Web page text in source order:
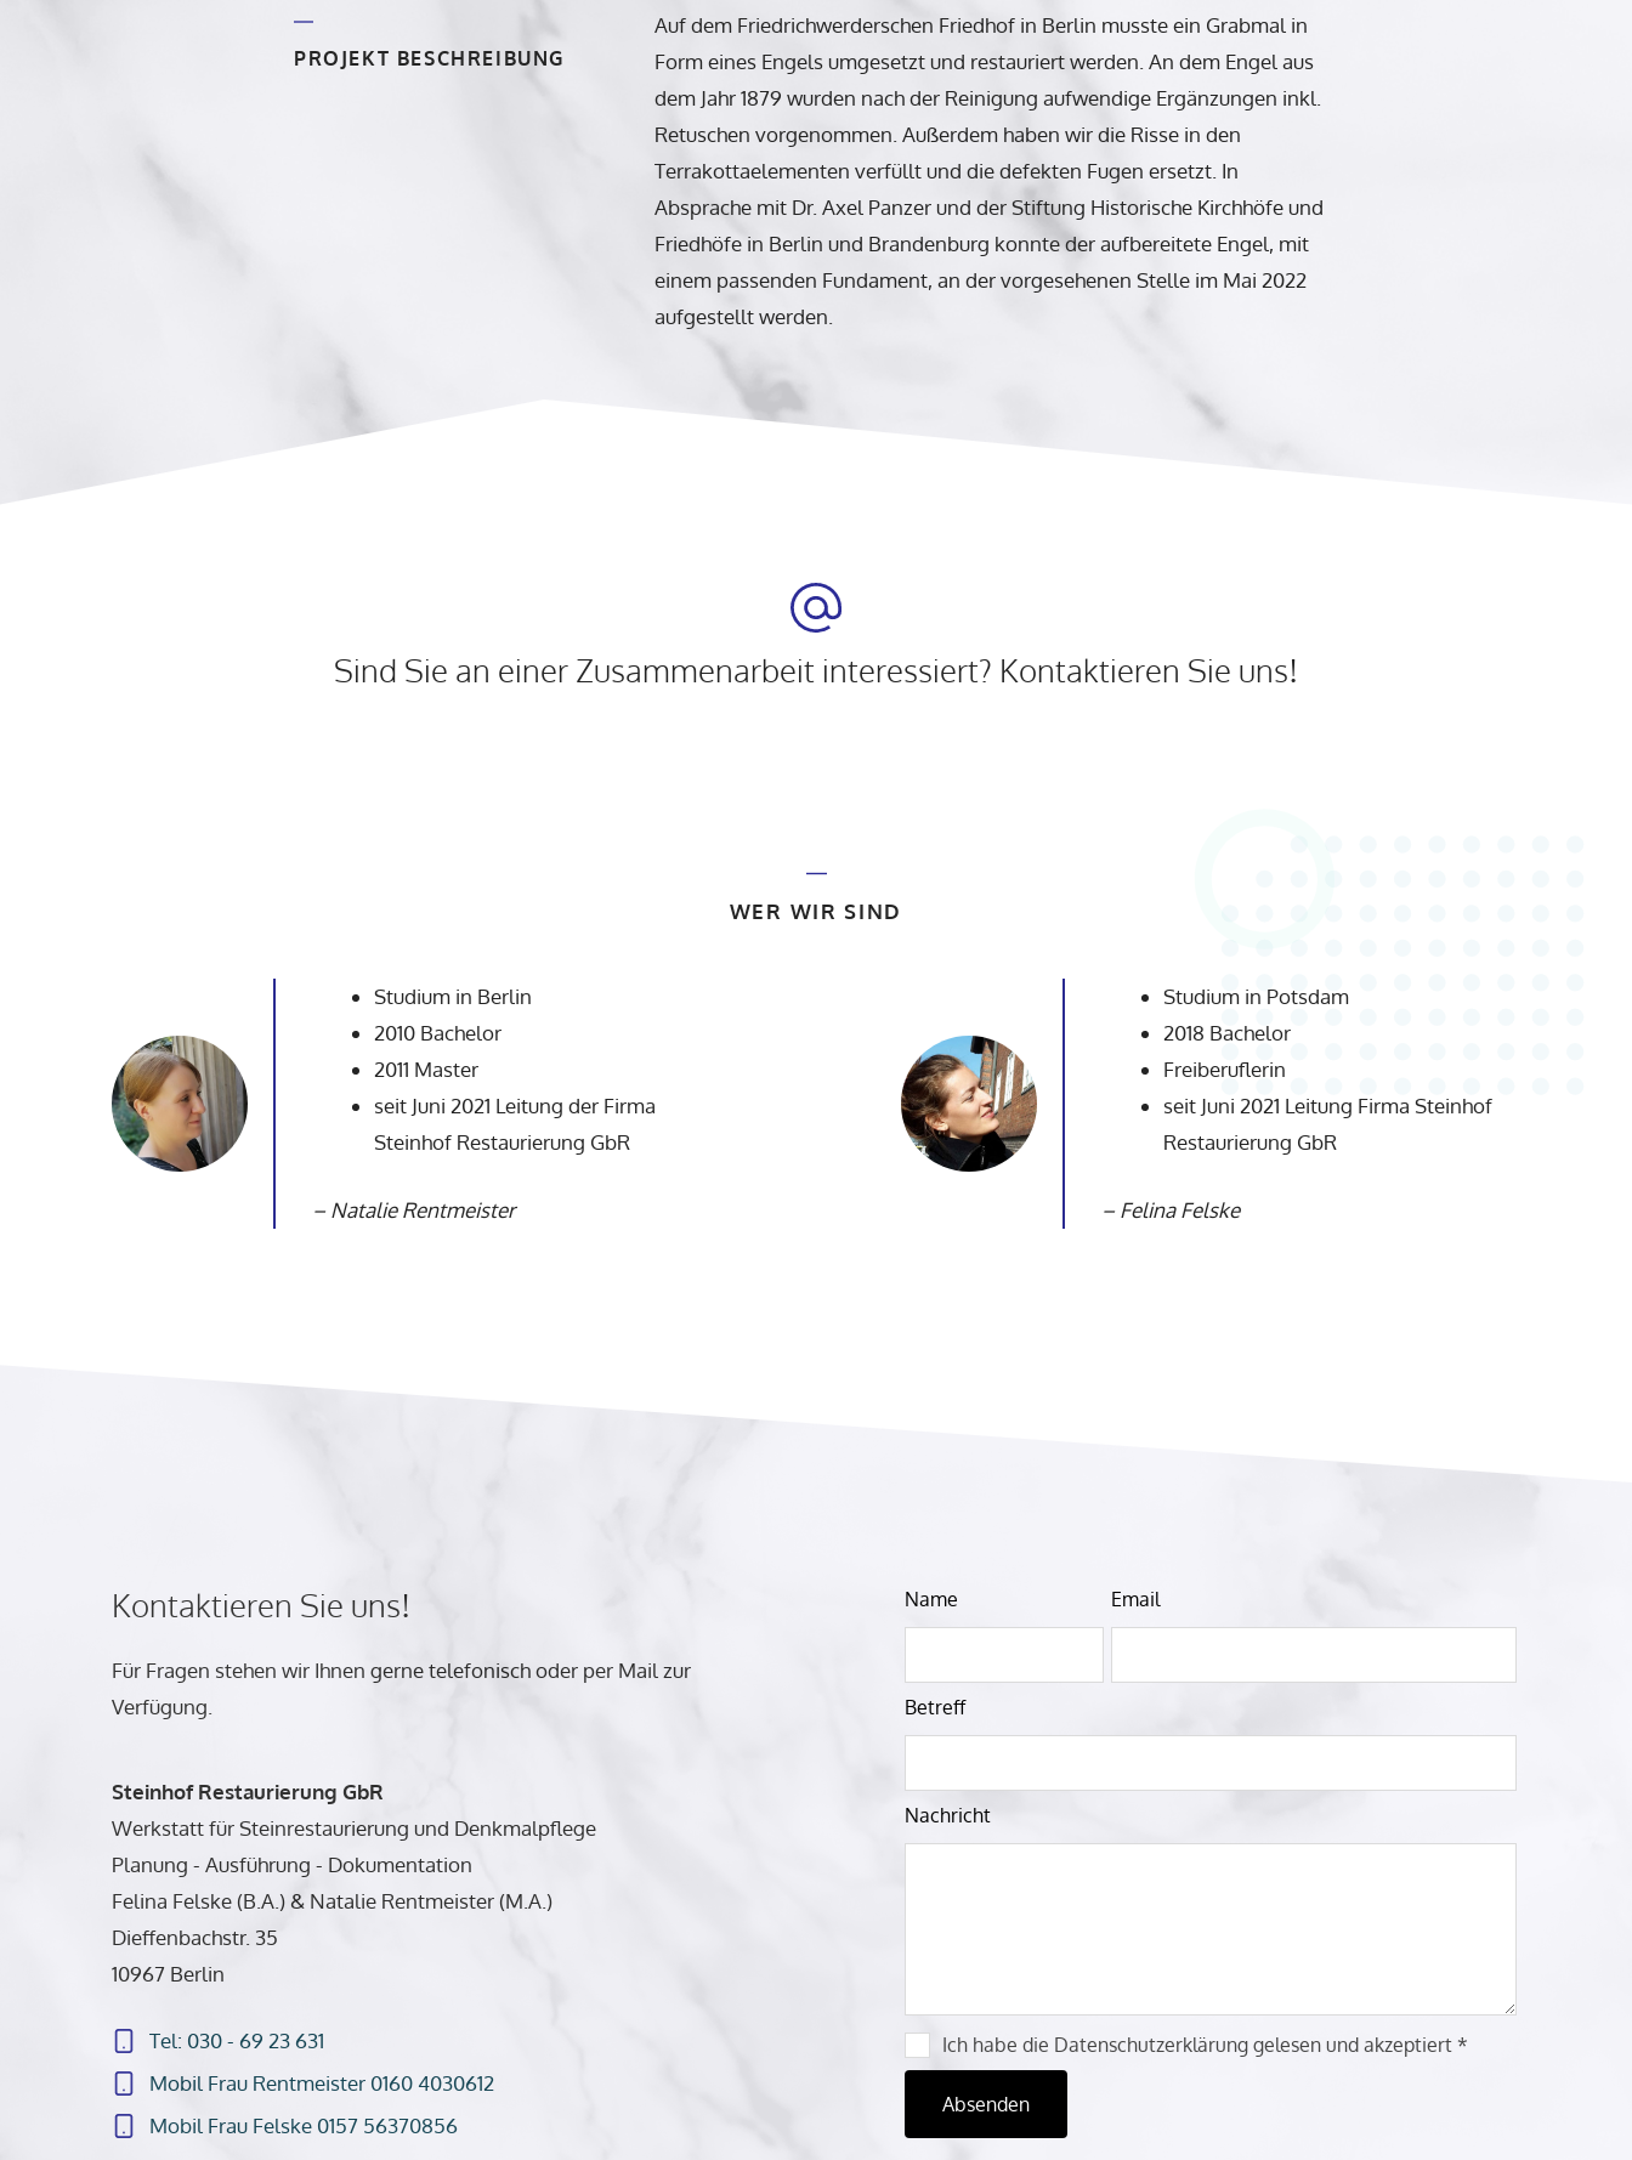
PROJEKT BESCHREIBUNG
Auf dem Friedrichwerderschen Friedhof in Berlin musste ein Grabmal in
Form eines Engels umgesetzt und restauriert werden. An dem Engel aus
dem Jahr 1879 wurden nach der Reinigung aufwendige Ergänzungen inkl.
Retuschen vorgenommen. Außerdem haben wir die Risse in den
Terrakottaelementen verfüllt und die defekten Fugen ersetzt. In
Absprache mit Dr. Axel Panzer und der Stiftung Historische Kirchhöfe und
Friedhöfe in Berlin und Brandenburg konnte der aufbereitete Engel, mit
einem passenden Fundament, an der vorgesehenen Stelle im Mai 2022
aufgestellt werden.
Sind Sie an einer Zusammenarbeit interessiert? Kontaktieren Sie uns!
WER WIR SIND
Studium in Berlin
2010 Bachelor
2011 Master
seit Juni 2021 Leitung der Firma
Steinhof Restaurierung GbR
– Natalie Rentmeister
Studium in Potsdam
2018 Bachelor
Freiberuflerin
seit Juni 2021 Leitung Firma Steinhof
Restaurierung GbR
– Felina Felske
Kontaktieren Sie uns!
Für Fragen stehen wir Ihnen gerne telefonisch oder per Mail zur
Verfügung.
Steinhof Restaurierung GbR
Werkstatt für Steinrestaurierung und Denkmalpflege
Planung - Ausführung - Dokumentation
Felina Felske (B.A.) & Natalie Rentmeister (M.A.)
Dieffenbachstr. 35
10967 Berlin
Tel: 030 - 69 23 631
Mobil Frau Rentmeister 0160 4030612
Mobil Frau Felske 0157 56370856
Lass
dieses
leer
Name Email
Betreff
Nachricht
Ich habe die Datenschutzerklärung gelesen und akzeptiert *
Absenden